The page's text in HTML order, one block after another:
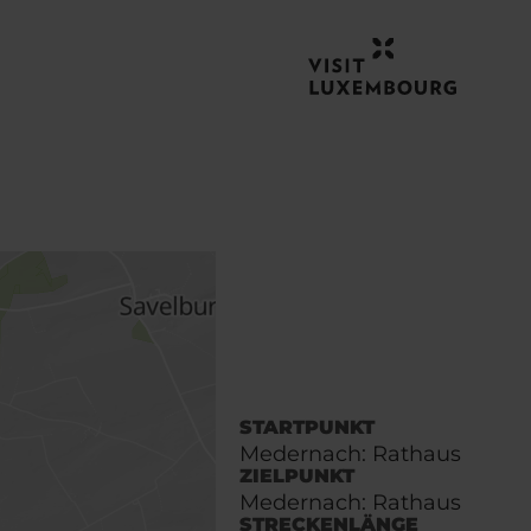
STARTPUNKT
Medernach: Rathaus
ZIELPUNKT
Medernach: Rathaus
STRECKENLÄNGE